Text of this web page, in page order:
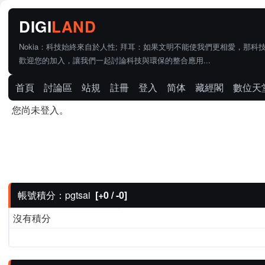
Nokia：科技始終來自於人性; 拜耳：如果文明不能使我們更相愛，那科
歡迎您的加入，讓我們一起討論科技與環保的整合應用...
首頁 討論區 站規 註冊 登入 简体 藏經閣
數位天
您尚未登入。
帳號積分：pgtsai [+0 / -0]
沒有積分